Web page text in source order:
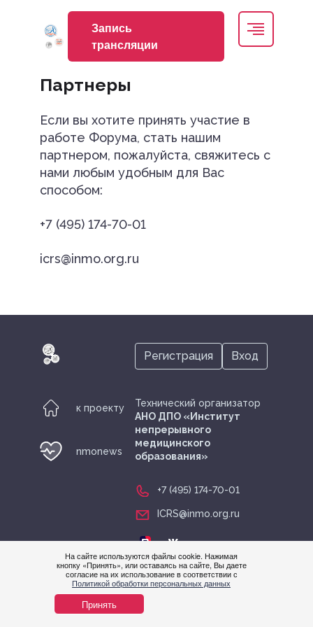
На сайте используются файлы cookie. Нажимая
кнопку «Принять», или оставаясь на сайте, Вы даете
согласие на их использование в соответствии с
Политикой обработки персональных данных
Принять
Контакты
Условия участия
Архив
nmonews
ICRS@inmo.org.ru
Запись
трансляции
Партнеры
Если вы хотите принять участие в
работе Форума, стать нашим
партнером, пожалуйста, свяжитесь с
нами любым удобным для Вас
способом:
+7 (495) 174-70-01
icrs@inmo.org.ru
к проекту
nmonews
Технический организатор
АНО ДПО «Институт
непрерывного
медицинского
образования»
+7 (495) 174-70-01
ICRS@inmo.org.ru
Регистрация Вход
© nmonews 2026 все права защищены